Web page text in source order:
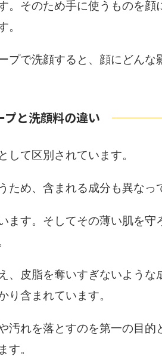
。そのため手に使うものを顔
。
プで洗顔すると、顔にどんな
プと洗顔料の違い
して区別されています。
め、含まれる成分も異なっ
ます。そしてその薄い肌を守
、皮脂を奪いすぎないような
り含まれています。
汚れを落とすのを第一の目的
す。